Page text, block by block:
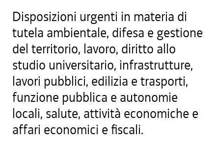
Disposizioni urgenti in materia di
tutela ambientale, difesa e gestione
del territorio, lavoro, diritto allo
studio universitario, infrastrutture,
lavori pubblici, edilizia e trasporti,
funzione pubblica e autonomie
locali, salute, attività economiche e
affari economici e fiscali.